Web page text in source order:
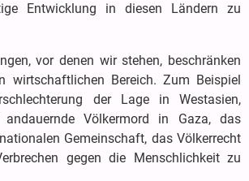
Entwicklung in diesen Ländern zu
vor denen wir stehen, beschränken
wirtschaftlichen Bereich. Zum Beispiel
der Lage in Westasien,
andauernde Völkermord in Gaza, das
Gemeinschaft, das Völkerrecht
gegen die Menschlichkeit zu